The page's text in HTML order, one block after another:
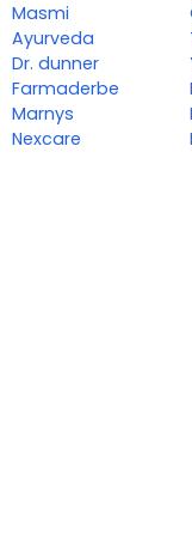
Masmi
Ayurveda
Dr. dunner
Farmaderbe
Marnys
Nexcare